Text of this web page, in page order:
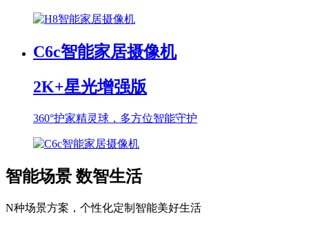
C6c智能家居摄像机
2K+星光增强版
360°护家精灵球，多方位智能守护
智能场景 数智生活
N种场景方案，个性化定制智能美好生活